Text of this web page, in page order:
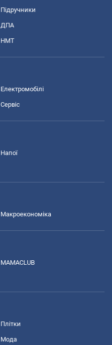
Підручники
ДПА
НМТ
Електромобілі
Сервіс
Напої
Макроекономіка
MAMACLUB
Плітки
Мода